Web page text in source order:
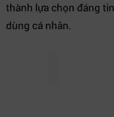
thành lựa chọn đáng
dùng cá nhân.